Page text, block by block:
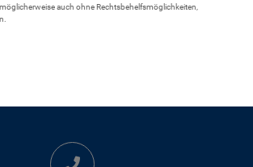
auch ohne Rechtsbehelfsmöglichkeiten,